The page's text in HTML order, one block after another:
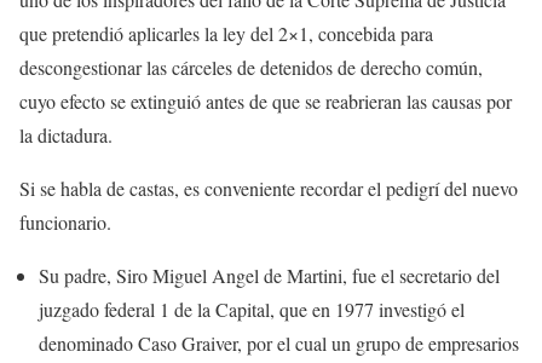
que pretendió aplicarles la ley del 2×1, concebida para
descongestionar las cárceles de detenidos de derecho común,
cuyo efecto se extinguió antes de que se reabrieran las causas por
la dictadura.
Si se habla de castas, es conveniente recordar el pedigrí del nuevo
funcionario.
Su padre, Siro Miguel Angel de Martini, fue el secretario del
juzgado federal 1 de la Capital, que en 1977 investigó el
denominado Caso Graiver, por el cual un grupo de empresarios